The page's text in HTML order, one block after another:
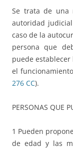
Se trata de una
autoridad
caso de la
persona que
puede
el
276 CC).
PERSONAS QUE
1 Pueden
de edad y las